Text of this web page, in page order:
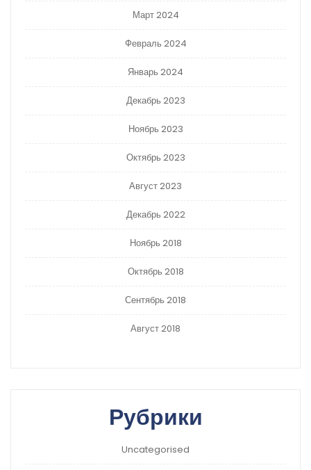
Март 2024
Февраль 2024
Январь 2024
Декабрь 2023
Ноябрь 2023
Октябрь 2023
Август 2023
Декабрь 2022
Ноябрь 2018
Октябрь 2018
Сентябрь 2018
Август 2018
Рубрики
Uncategorised